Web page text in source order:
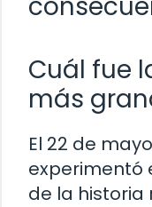
Cuál fue
más
El 22 de
experimentó
de la historia